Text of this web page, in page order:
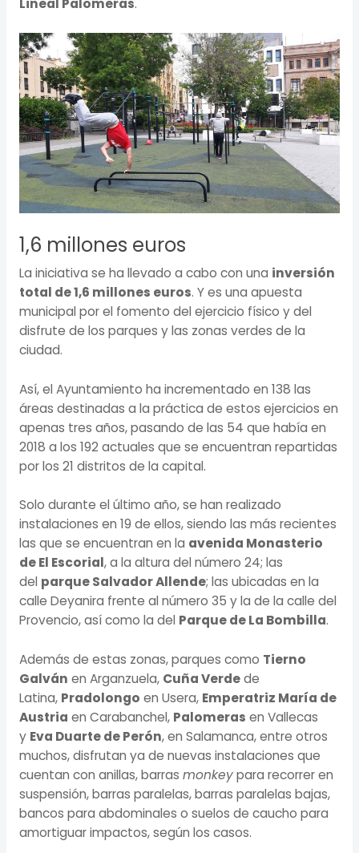
1,6 millones euros
La iniciativa se ha llevado a cabo con una inversión
total de 1,6 millones euros. Y es una apuesta
municipal por el fomento del ejercicio físico y del
disfrute de los parques y las zonas verdes de la
ciudad.
Así, el Ayuntamiento ha incrementado en 138 las
áreas destinadas a la práctica de estos ejercicios en
apenas tres años, pasando de las 54 que había en
2018 a los 192 actuales que se encuentran repartidas
por los 21 distritos de la capital.
Solo durante el último año, se han realizado
instalaciones en 19 de ellos, siendo las más recientes
las que se encuentran en la avenida Monasterio
de El Escorial, a la altura del número 24; las
del parque Salvador Allende; las ubicadas en la
calle Deyanira frente al número 35 y la de la calle del
Provencio, así como la del Parque de La Bombilla.
Además de estas zonas, parques como Tierno
Galván en Arganzuela, Cuña Verdede
Latina, Pradolongo en Usera, Emperatriz María de
Austria en Carabanchel, Palomeras en Vallecas
y Eva Duarte de Perón, en Salamanca, entre otros
muchos, disfrutan ya de nuevas instalaciones que
cuentan con anillas, barras monkeypara recorrer en
suspensión, barras paralelas, barras paralelas bajas,
bancos para abdominales o suelos de caucho para
amortiguar impactos, según los casos.